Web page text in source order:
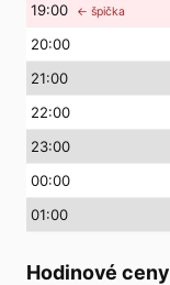
19:00 ← špička
20:00
21:00
22:00
23:00
00:00
01:00
Hodinové